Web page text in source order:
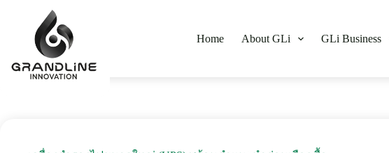
Home About GLi GLi Business